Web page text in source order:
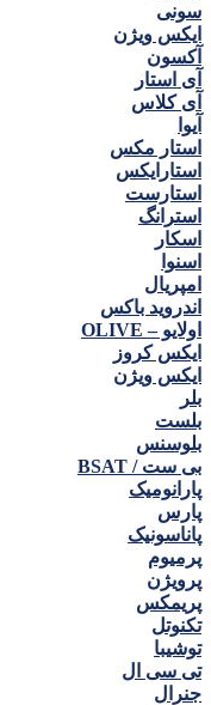
سونی
ایکس ویژن
آکسون
آی استار
آی کلاس
آیوا
استار مکس
استارایکس
استارست
استرانگ
اسکار
اسنوا
امپریال
اندروید باکس
اولایو – OLIVE
ایکس کروز
ایکس ویژن
بلر
بلست
بلوسنس
بی ست / BSAT
پارانومیک
پارس
پاناسونیک
پرمیوم
پرویژن
پریمکس
تکنوتل
توشیبا
تی سی ال
جنرال